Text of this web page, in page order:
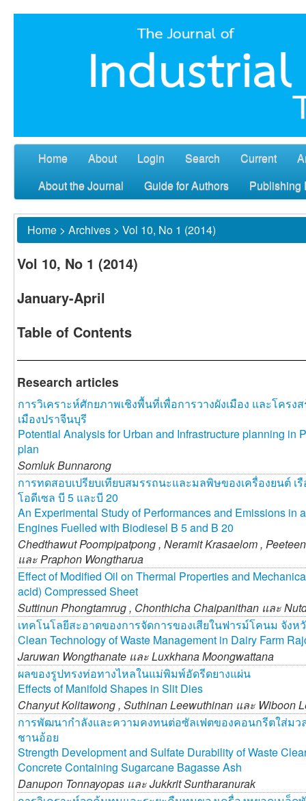
Home About Login Search Current
About the Journal
Guide for Authors Publishing
Home > Archives > Vol 10, No 1 (2014)
Vol 10, No 1 (2014)
January-April
Table of Contents
Research articles
การวิเคราะห์ศักยภาพเชิงพื้นที่เพื่อการวางผังเมือง และโครง
เมืองปราจีนบุรี
Potential Analysis for Urban and Infrastructure planning in
plan
Somluk Bunnarong
การทดสอบเปรียบเทียบสมรรถนะและมลพิษของเครื่องยนต์
โอดีเซล บี 5 และบี 20
An Experimental Study of Performances and Emissions in
Engines Fuelled with Biodiesel B 5 and B 20
Chedthawut Poompipatpong , Neramit Krasaelom ,
และPraphon Wongtharua
Effect of Modified Oil on Thermal Properties and
acid) Compressed Sheet
Suttinun Phongtamrug , Chonthicha Chaipanithan และ
เทคโนโลยีสะอาดของการจัดการของเสียในฟารม์โคนม จังห
Clean Technology of Waste Management in Dairy Farm
Jaruwan Wongthanate และLuxkhana Moongwattana
ผลของรูปทรงท่อทางไหลในแม่พิมพ์อัดรีดยางแผ่น
Effects of Manifold Shapes in Slit Dies
Chanyut Kolitawong , Suthinan Leewuthinan และ Wiboon
การพัฒนากำลังและความคงทนต่อซัลเฟตของคอนกรีตใส่มว
ชานอ้อย
Strength Development and Sulfate Durability of Waste
Concrete Containing Sugarcane Bagasse Ash
Danupon Tonnayopas และJukkrit Suntharanurak